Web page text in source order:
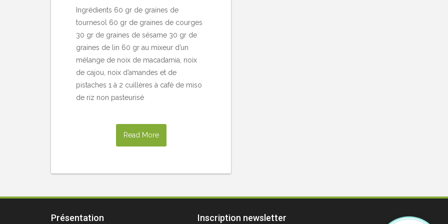
Ingrédients 60 gr de graines de
tournesol 60 gr de graines de courges
30 gr de graines de sésame 30 gr de
graines de lin 60 gr au mixeur d’un
mélange de noix de macadamia, noix
de cajou, noix d’amandes et de
pistaches 1 à 2 cuillères à café de miso
de riz non pasteurisé
Read More
Présentation Inscription newsletter